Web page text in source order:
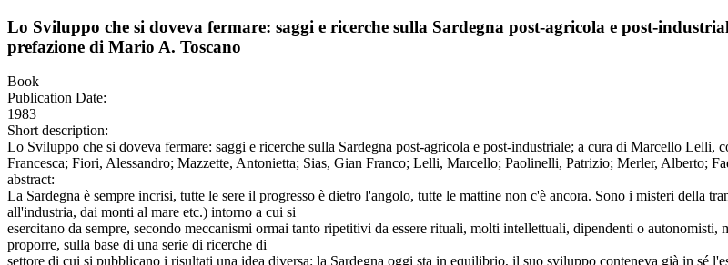
Lo Sviluppo che si doveva fermare: saggi e ricerche sulla Sardegna post-agricola e post-
prefazione di Mario A. Toscano
Book
Publication Date:
1983
Short description:
Lo Sviluppo che si doveva fermare: saggi e ricerche sulla Sardegna post-agricola e post-industriale; a cura di Marcello
Francesca; Fiori, Alessandro; Mazzette, Antonietta; Sias, Gian Franco; Lelli, Marcello; Paolinelli, Patrizio; Merler, Alberto;
abstract:
La Sardegna è sempre incrisi, tutte le sere il progresso è dietro l'angolo, tutte le mattine non c'è ancora. Sono i misteri della
all'industria, dai monti al mare etc.) intorno a cui si
esercitano da sempre, secondo meccanismi ormai tanto ripetitivi da essere rituali, molti intellettuali, dipendenti o
proporre, sulla base di una serie di ricerche di
settore di cui si pubblicano i risultati una idea diversa: la Sardegna oggi sta in equilibrio, il suo sviluppo conteneva già in sé